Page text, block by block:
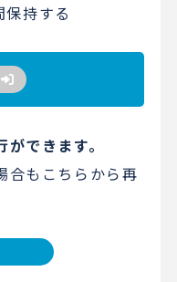
持する
できます。
合もこちらから再